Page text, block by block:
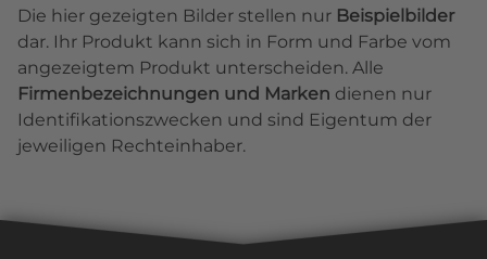
Die hier gezeigten Bilder stellen nur Beispielbilder
dar. Ihr Produkt kann sich in Form und Farbe vom
angezeigtem Produkt unterscheiden. Alle
Firmenbezeichnungen und Marken dienen nur
Identifikationszwecken und sind Eigentum der
jeweiligen Rechteinhaber.